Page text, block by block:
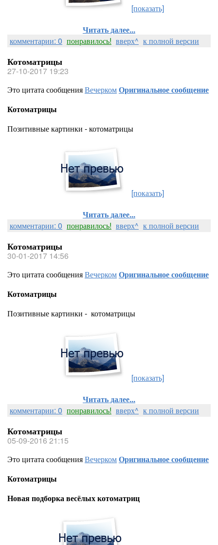
[показать]
Читать далее...
комментарии: 0 понравилось! вверх^ к полной версии
Котоматрицы
27-10-2017 19:23
Это цитата сообщенияВечеркомОригинальное сообщение
Котоматрицы
Позитивные картинки - котоматрицы
[показать]
Читать далее...
комментарии: 0 понравилось! вверх^ к полной версии
Котоматрицы
30-01-2017 14:56
Это цитата сообщенияВечеркомОригинальное сообщение
Котоматрицы
Позитивные картинки - котоматрицы
[показать]
Читать далее...
комментарии: 0 понравилось! вверх^ к полной версии
Котоматрицы
05-09-2016 21:15
Это цитата сообщенияВечеркомОригинальное сообщение
Котоматрицы
Новая подборка весёлых котоматриц